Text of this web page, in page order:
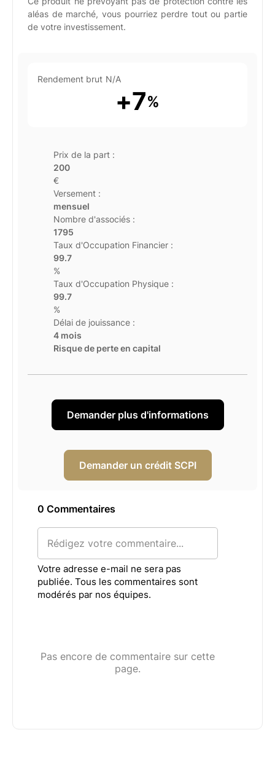
aléas de marché, vous pourriez perdre tout ou partie
de votre investissement.
Rendement brut N/A
+7%
Prix de la part :
200
€
Versement :
mensuel
Nombre d'associés :
1795
Taux d'Occupation Financier :
99.7
%
Taux d'Occupation Physique :
99.7
%
Délai de jouissance :
4 mois
Risque de perte en capital
Demander plus d'informations
Demander un crédit SCPI